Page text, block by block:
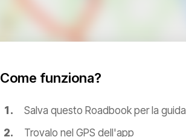
Come funziona?
Salva questo Roadbook per la guida
Trovalo nel GPS dell'app